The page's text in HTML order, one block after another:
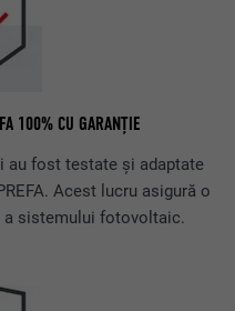
100% CU GARANȚIE
au fost testate și adaptate
Acest lucru asigură o
a sistemului fotovoltaic.